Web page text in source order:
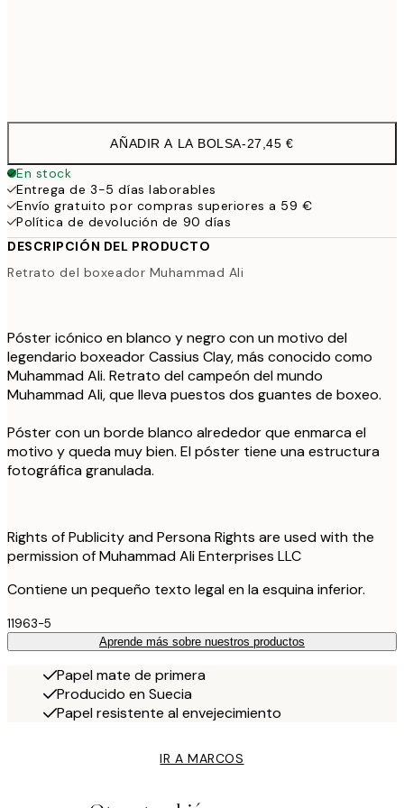
AÑADIR A LA BOLSA-27,45 €
En stock
Entrega de 3-5 días laborables
Envío gratuito por compras superiores a 59 €
Política de devolución de 90 días
DESCRIPCIÓN DEL PRODUCTO
Retrato del boxeador Muhammad Ali
Póster icónico en blanco y negro con un motivo del
legendario boxeador Cassius Clay, más conocido como
Muhammad Ali. Retrato del campeón del mundo
Muhammad Ali, que lleva puestos dos guantes de boxeo.
Póster con un borde blanco alrededor que enmarca el
motivo y queda muy bien. El póster tiene una estructura
fotográfica granulada.
Rights of Publicity and Persona Rights are used with the
permission of Muhammad Ali Enterprises LLC
Contiene un pequeño texto legal en la esquina inferior.
11963-5
Aprende más sobre nuestros productos
Papel mate de primera
Producido en Suecia
Papel resistente al envejecimiento
IR A MARCOS